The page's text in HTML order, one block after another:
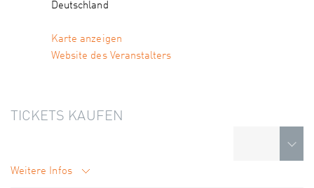
Deutschland
Karte anzeigen
Website des Veranstalters
TICKETS KAUFEN
Weitere Infos